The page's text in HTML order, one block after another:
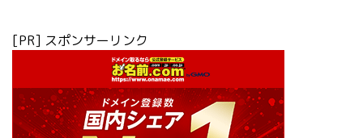
[PR] スポンサーリンク